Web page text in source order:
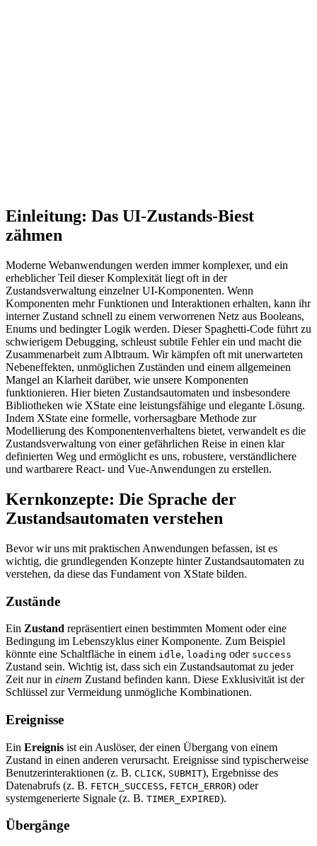
Einleitung: Das UI-Zustands-Biest
zähmen
Moderne Webanwendungen werden immer komplexer, und ein
erheblicher Teil dieser Komplexität liegt oft in der
Zustandsverwaltung einzelner UI-Komponenten. Wenn
Komponenten mehr Funktionen und Interaktionen erhalten, kann ihr
interner Zustand schnell zu einem verworrenen Netz aus Booleans,
Enums und bedingter Logik werden. Dieser Spaghetti-Code führt zu
schwierigem Debugging, schleust subtile Fehler ein und macht die
Zusammenarbeit zum Albtraum. Wir kämpfen oft mit unerwarteten
Nebeneffekten, unmöglichen Zuständen und einem allgemeinen
Mangel an Klarheit darüber, wie unsere Komponenten
funktionieren. Hier bieten Zustandsautomaten und insbesondere
Bibliotheken wie XState eine leistungsfähige und elegante Lösung.
Indem XState eine formelle, vorhersagbare Methode zur
Modellierung des Komponentenverhaltens bietet, verwandelt es die
Zustandsverwaltung von einer gefährlichen Reise in einen klar
definierten Weg und ermöglicht es uns, robustere, verständlichere
und wartbarere React- und Vue-Anwendungen zu erstellen.
Kernkonzepte: Die Sprache der
Zustandsautomaten verstehen
Bevor wir uns mit praktischen Anwendungen befassen, ist es
wichtig, die grundlegenden Konzepte hinter Zustandsautomaten zu
verstehen, da diese das Fundament von XState bilden.
Zustände
Ein Zustand repräsentiert einen bestimmten Moment oder eine
Bedingung im Lebenszyklus einer Komponente. Zum Beispiel
könnte eine Schaltfläche in einem idle, loading oder success
Zustand sein. Wichtig ist, dass sich ein Zustandsautomat zu jeder
Zeit nur in einem Zustand befinden kann. Diese Exklusivität ist der
Schlüssel zur Vermeidung unmögliche Kombinationen.
Ereignisse
Ein Ereignis ist ein Auslöser, der einen Übergang von einem
Zustand in einen anderen verursacht. Ereignisse sind typischerweise
Benutzerinteraktionen (z. B. CLICK, SUBMIT), Ergebnisse des
Datenabrufs (z. B. FETCH_SUCCESS, FETCH_ERROR) oder
systemgenerierte Signale (z. B. TIMER_EXPIRED).
Übergänge